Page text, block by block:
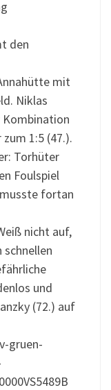
den
mit
Niklas
Kombination
1:5 (47.).
Torhüter
Foulspiel
fortan
nicht auf,
und
(72.) auf
gruen-